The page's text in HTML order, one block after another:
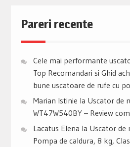
Pareri recente
Cele mai performante
Top Recomandari si Ghid
bune uscatoare de rufe cu
Marian Istinie la Uscator de
WT47W540BY – Review
Lacatus Elena la Uscator de
Pompa de caldura, 8 kg,